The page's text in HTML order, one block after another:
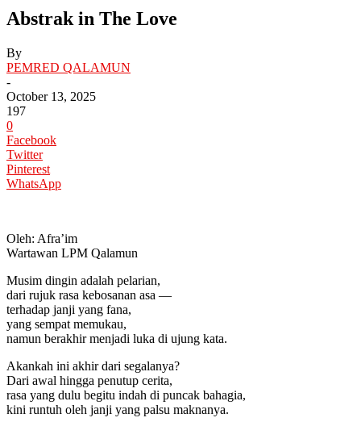
Abstrak in The Love
By
PEMRED QALAMUN
-
October 13, 2025
197
0
Facebook
Twitter
Pinterest
WhatsApp
Oleh: Afra’im
Wartawan LPM Qalamun
Musim dingin adalah pelarian,
dari rujuk rasa kebosanan asa —
terhadap janji yang fana,
yang sempat memukau,
namun berakhir menjadi luka di ujung kata.
Akankah ini akhir dari segalanya?
Dari awal hingga penutup cerita,
rasa yang dulu begitu indah di puncak bahagia,
kini runtuh oleh janji yang palsu maknanya.